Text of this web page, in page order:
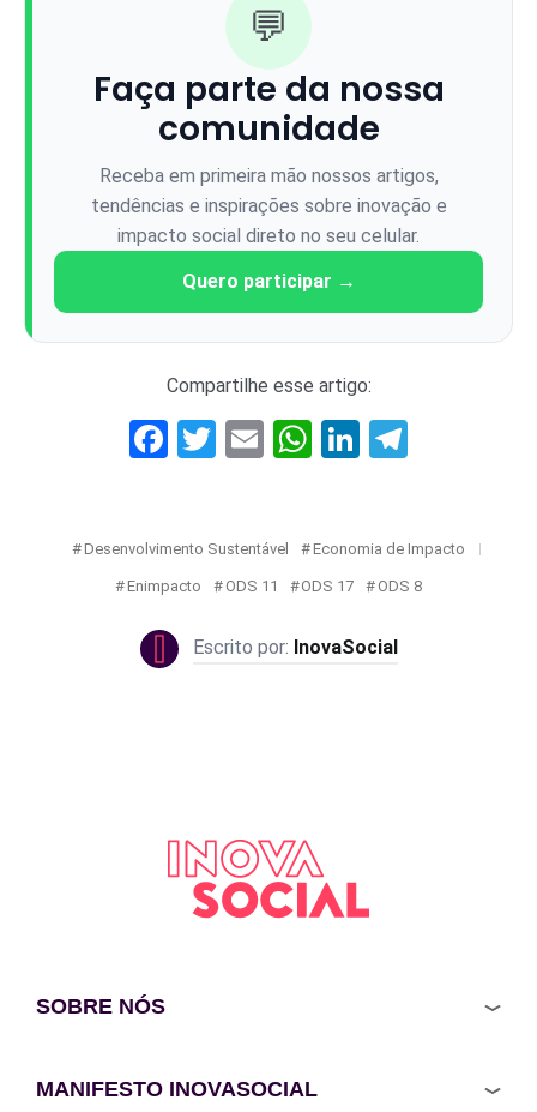
💬
Faça parte da nossa
comunidade
Receba em primeira mão nossos artigos,
tendências e inspirações sobre inovação e
impacto social direto no seu celular.
Quero participar →
Compartilhe esse artigo:
Facebook
Twitter
EmailWhatsApp
LinkedIn
Desenvolvimento Sustentável Economia de Impacto
Enimpacto ODS 11 ODS 17 ODS 8
InovaSocial
SOBRE NÓS
MANIFESTO INOVASOCIAL